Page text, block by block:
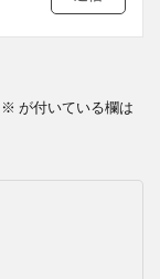
※ が付いている欄は